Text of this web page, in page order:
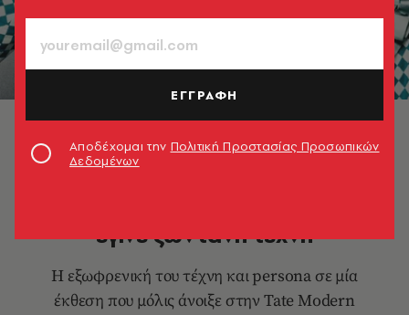
Fergus Greer, Leigh Bowery Session 4 Look 17 August
Gallery
έγινε ζωντανή τέχνη
Η εξωφρενική του τέχνη και persona σε μία
έκθεση που μόλις άνοιξε στην Tate Modern
ΕΓΓΡΑΦΗ
Αποδέχομαι την Πολιτική Προστασίας Προσωπικών
Δεδομένων